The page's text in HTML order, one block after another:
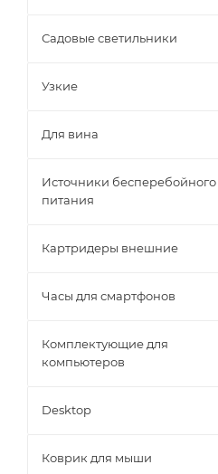
Садовые светильники
Узкие
Для вина
Источники бесперебойного
питания
Картридеры внешние
Часы для смартфонов
Комплектующие для
компьютеров
Desktop
Коврик для мыши